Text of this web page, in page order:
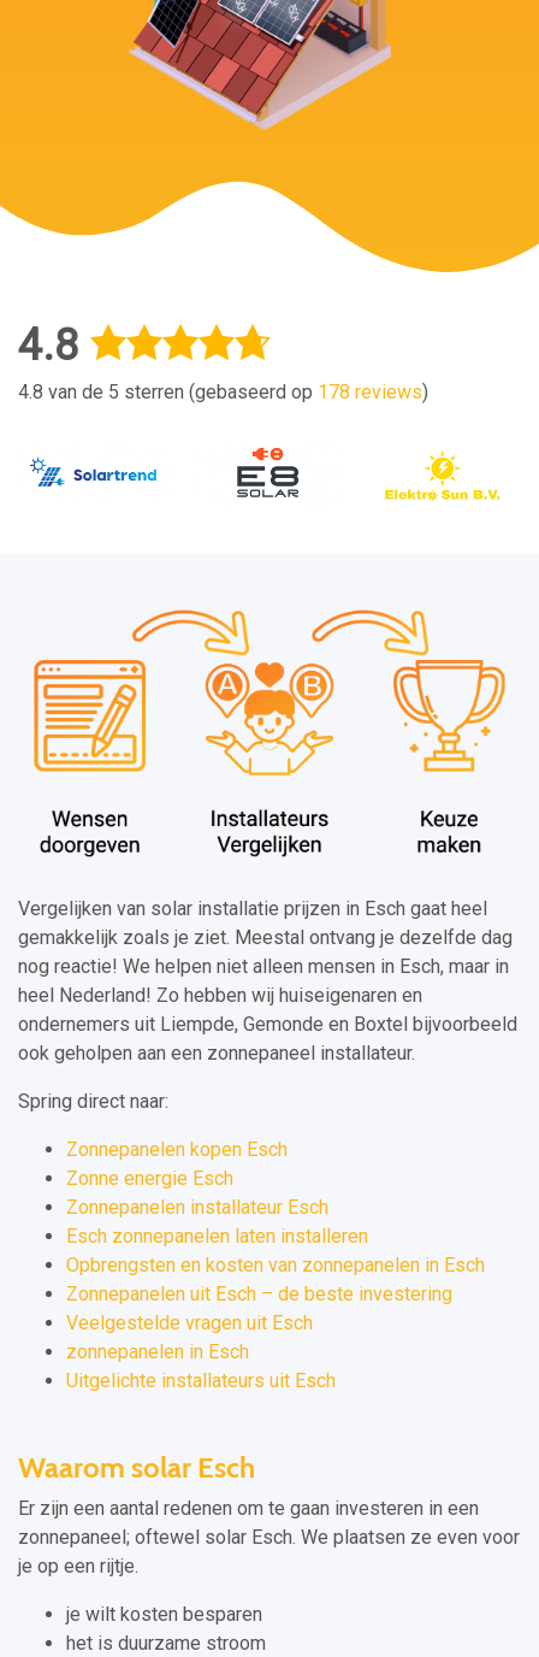
4.8
4.8 van de 5 sterren (gebaseerd op 178 reviews)
Vergelijken van solar installatie prijzen in Esch gaat heel
gemakkelijk zoals je ziet. Meestal ontvang je dezelfde dag
nog reactie! We helpen niet alleen mensen in Esch, maar in
heel Nederland! Zo hebben wij huiseigenaren en
ondernemers uit Liempde, Gemonde en Boxtel bijvoorbeeld
ook geholpen aan een zonnepaneel installateur.
Spring direct naar:
Zonnepanelen kopen Esch
Zonne energie Esch
Zonnepanelen installateur Esch
Esch zonnepanelen laten installeren
Opbrengsten en kosten van zonnepanelen in Esch
Zonnepanelen uit Esch – de beste investering
Veelgestelde vragen uit Esch
zonnepanelen in Esch
Uitgelichte installateurs uit Esch
Waarom solar Esch
Er zijn een aantal redenen om te gaan investeren in een
zonnepaneel; oftewel solar Esch. We plaatsen ze even voor
je op een rijtje.
je wilt kosten besparen
het is duurzame stroom